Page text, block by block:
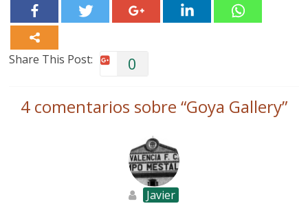
Share This Post: 0
4 comentarios sobre “Goya Gallery”
Javier